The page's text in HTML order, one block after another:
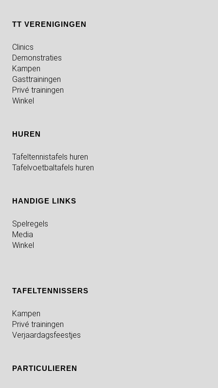
TT VERENIGINGEN
Clinics
Demonstraties
Kampen
Gasttrainingen
Privé trainingen
Winkel
HUREN
Tafeltennistafels huren
Tafelvoetbaltafels huren
HANDIGE LINKS
Spelregels
Media
Winkel
TAFELTENNISSERS
Kampen
Privé trainingen
Verjaardagsfeestjes
PARTICULIEREN